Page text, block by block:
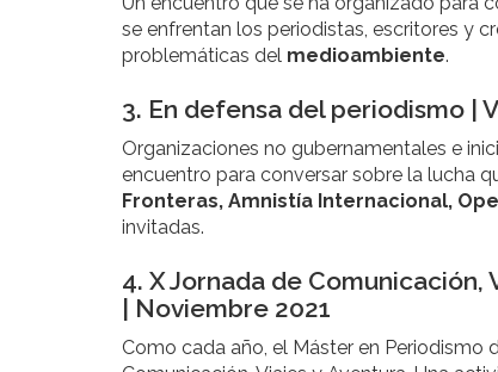
se enfrentan los periodistas, escritores y
problemáticas del medioambiente.
3. En defensa del periodismo |
Organizaciones no gubernamentales e
encuentro para conversar sobre la lucha
Fronteras, Amnistía Internacional,
invitadas.
4. X Jornada de Comunicación,
| Noviembre 2021
Como cada año, el Máster en Periodismo